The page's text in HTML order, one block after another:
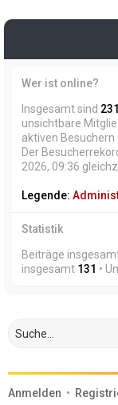
Wer ist online?
Insgesamt sind 231
unsichtbare
aktiven
Der
2026, 09:36
Legende:
Statistik
Beiträge
insgesamt 131 •
Anmelden •